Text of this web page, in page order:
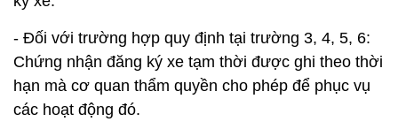
- Đối với trường hợp quy định tại trường 3, 4, 5, 6:
Chứng nhận đăng ký xe tạm thời được ghi theo thời
hạn mà cơ quan thẩm quyền cho phép để phục vụ
các hoạt động đó.